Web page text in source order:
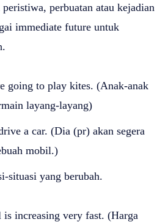
perbuatan atau kejadian
immediate future untuk
going to play kites. (Anak-anak
layang-layang)
a car. (Dia (pr) akan segera
mobil.)
situasi yang berubah.
increasing very fast. (Harga